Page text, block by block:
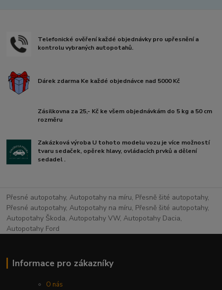
Telefonické ověření každé objednávky pro upřesnění a
kontrolu vybraných autopotahů.
Dárek zdarma Ke každé objednávce nad 5000 Kč
Zásilkovna za 25,- Kč ke všem objednávkám do 5 kg a 50 cm
rozměru
Zakázková výroba U tohoto modelu vozu je více možností
tvaru sedaček, opěrek hlavy, ovládacích prvků a dělení
sedadel .
Přesné autopotahy, Autopotahy na míru, Přesně šité autopotahy,
Přesné autopotahy, Autopotahy na míru, Přesně šité autopotahy,
Autopotahy Škoda, Autopotahy VW, Autopotahy Dacia,
Autopotahy Ford
Informace pro zákazníky
O nás